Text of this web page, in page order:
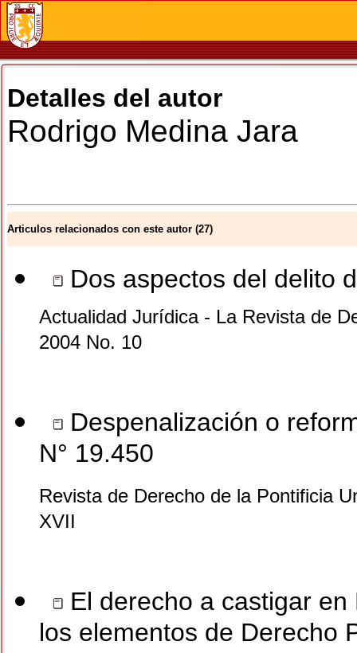
Detalles del autor
Rodrigo Medina Jara
Articulos relacionados con este autor (27)
Dos aspectos del delito
Actualidad Jurídica - La Revista de
2004 No. 10
Despenalización o
N° 19.450
Revista de Derecho de la Pontificia
XVII
El derecho a castigar
los elementos de Derecho